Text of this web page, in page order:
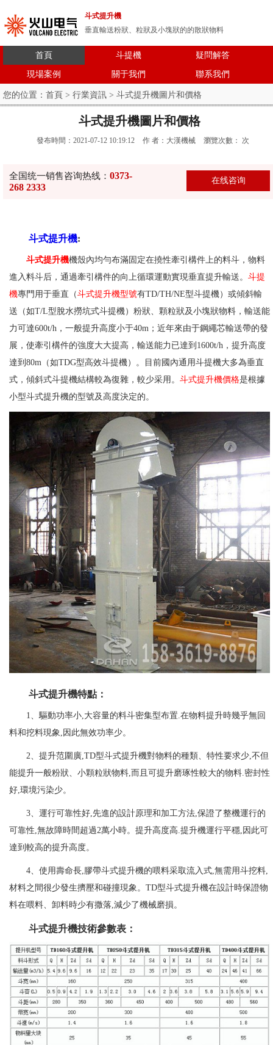
斗式提升機
垂直輸送粉狀、粒狀及小塊狀的的散狀物料
首頁 斗提機 疑問解答
現場案例 關于我們 聯系我們
您的位置： 首頁 > 行業資訊 > 斗式提升機圖片和價格
斗式提升機圖片和價格
發布時間：2021-07-12 10:19:12 作 者：大漢機械 瀏覽次數： 次
全国统一销售咨询热线： 0373-
268 2333
在线咨询
斗式提升機:
斗式提升機機殼內均勻布滿固定在撓性牽引構件上的料斗，物料
進入料斗后，通過牽引構件的向上循環運動實現垂直提升輸送。 斗提
機專門用于垂直（斗式提升機型號有TD/TH/NE型斗提機）或傾斜輸
送（如T/L型脫水撈坑式斗提機）粉狀、顆粒狀及小塊狀物料，輸送能
力可達600t/h，一般提升高度小于40m；近年來由于鋼繩芯輸送帶的發
展，使牽引構件的強度大大提高，輸送能力已達到1600t/h，提升高度
達到80m（如TDG型高效斗提機）。目前國內通用斗提機大多為垂直
式，傾斜式斗提機結構較為復雜，較少采用。 斗式提升機價格是根據
小型斗式提升機的型號及高度決定的。
斗式提升機特點：
1、驅動功率小,大容量的料斗密集型布置.在物料提升時幾乎無回
料和挖料現象,因此無效功率少。
2、提升范圍廣,TD型斗式提升機對物料的種類、特性要求少,不但
能提升一般粉狀、小顆粒狀物料,而且可提升磨琢性較大的物料.密封性
好,環境污染少。
3、運行可靠性好,先進的設計原理和加工方法,保證了整機運行的
可靠性,無故障時間超過2萬小時。提升高度高.提升機運行平穩,因此可
達到較高的提升高度。
4、使用壽命長,膠帶斗式提升機的喂料采取流入式,無需用斗挖料,
材料之間很少發生擠壓和碰撞現象。TD型斗式提升機在設計時保證物
料在喂料、卸料時少有撒落,減少了機械磨損。
斗式提升機技術參數表：